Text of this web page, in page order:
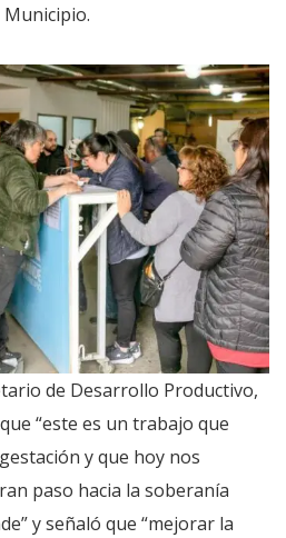
de Desarrollo Productivo,
“este es un trabajo que
y que hoy nos
paso hacia la soberanía
y señaló que “mejorar la